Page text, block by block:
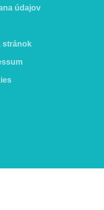
údajov
stránok